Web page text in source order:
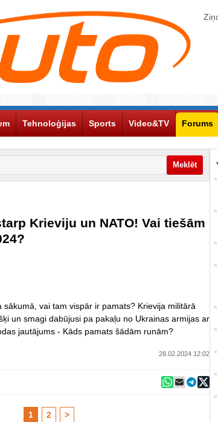
Tehnoloģijas Sports Video&TV Forums
Krieviju un NATO! Vai tiešām
vai tam vispār ir pamats? Krievija militārā
un smagi dabūjusi pa pakaļu no Ukrainas armijas ar
jautājums - Kāds pamats šādām runām?
28.02.2024 12:02
1 2 >